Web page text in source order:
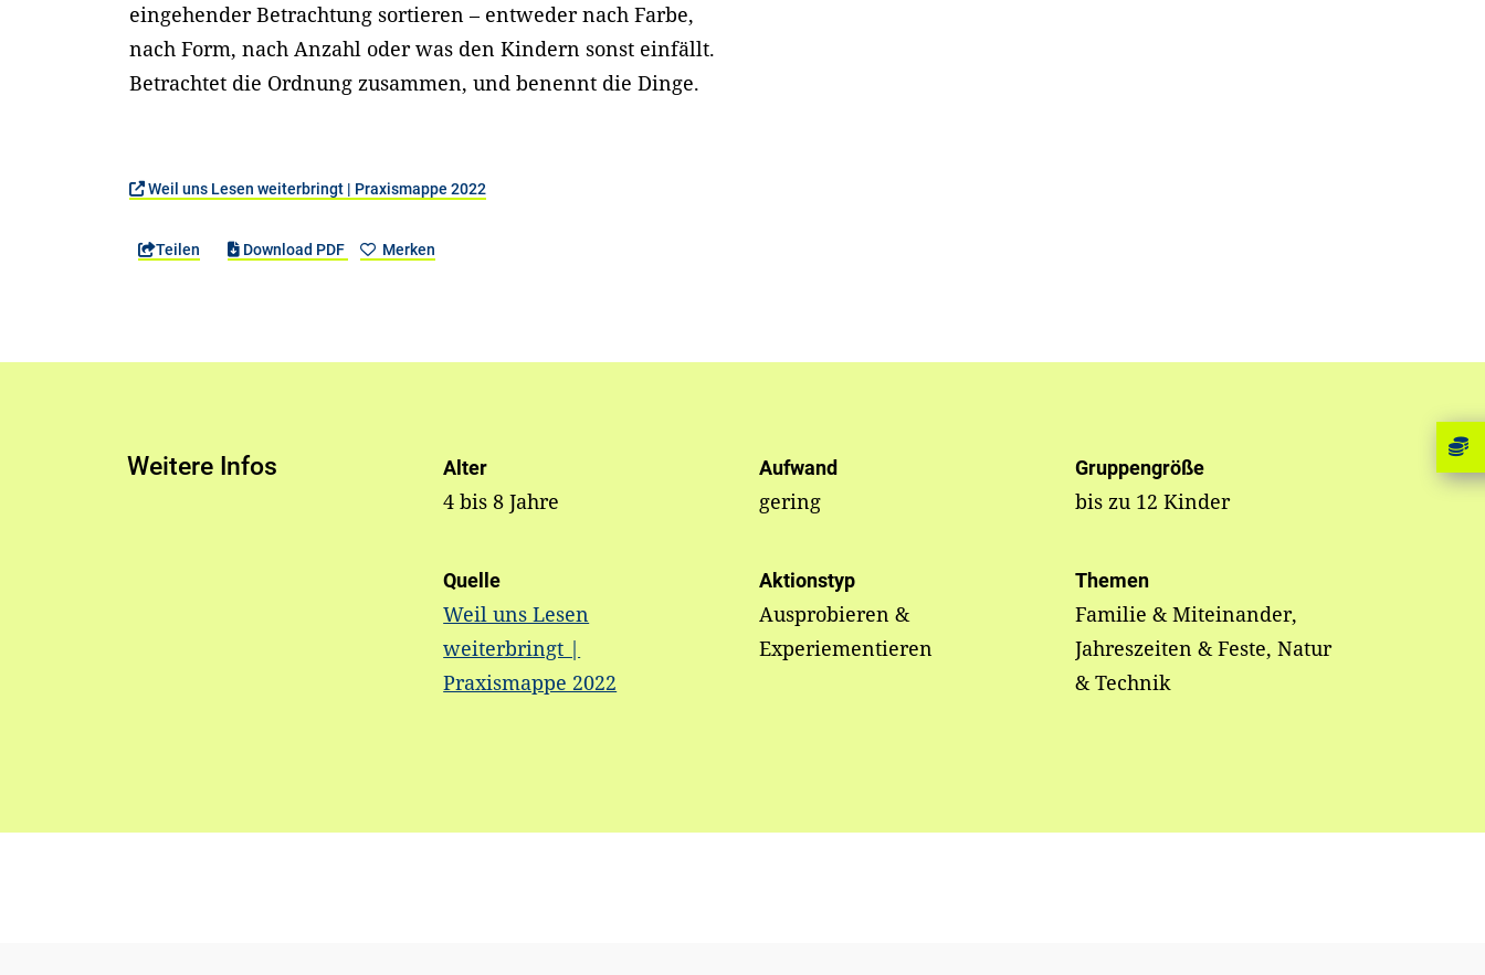
eingehender Betrachtung sortieren – entweder nach Farbe,
nach Form, nach Anzahl oder was den Kindern sonst einfällt.
Betrachtet die Ordnung zusammen, und benennt die Dinge.
Weil uns Lesen weiterbringt | Praxismappe 2022
Teilen Download PDF Merken
Weitere Infos Alter
4 bis 8 Jahre
Aufwand
gering
Gruppengröße
bis zu 12 Kinder
Quelle
Weil uns Lesen
weiterbringt |
Praxismappe 2022
Aktionstyp
Ausprobieren &
Experiementieren
Themen
Familie & Miteinander,
Jahreszeiten & Feste, Natur
& Technik